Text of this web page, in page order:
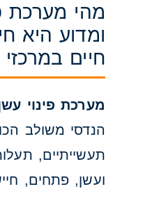
מהי מערכת
ומדוע היא
חיים במרכזי
מערכת פינוי עשן
הנדסי משולב
תעשייתיים,
ועשן, פתחים,